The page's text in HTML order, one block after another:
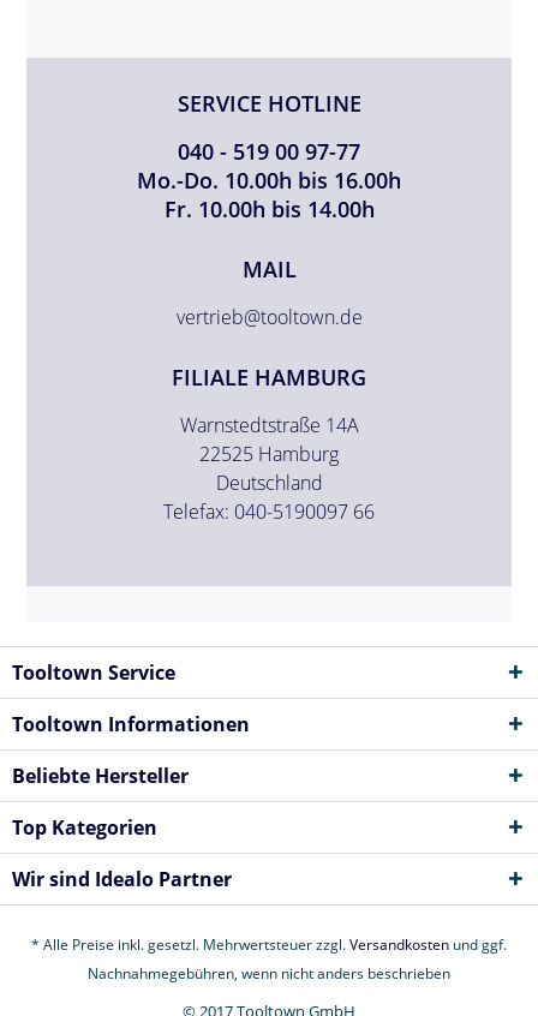
SERVICE HOTLINE
040 - 519 00 97-77
Mo.-Do. 10.00h bis 16.00h
Fr. 10.00h bis 14.00h
MAIL
vertrieb@tooltown.de
FILIALE HAMBURG
Warnstedtstraße 14A
22525 Hamburg
Deutschland
Telefax: 040-5190097 66
Tooltown Service
Tooltown Informationen
Beliebte Hersteller
Top Kategorien
Wir sind Idealo Partner
* Alle Preise inkl. gesetzl. Mehrwertsteuer zzgl.Versandkosten und ggf.
Nachnahmegebühren, wenn nicht anders beschrieben
© 2017 Tooltown GmbH